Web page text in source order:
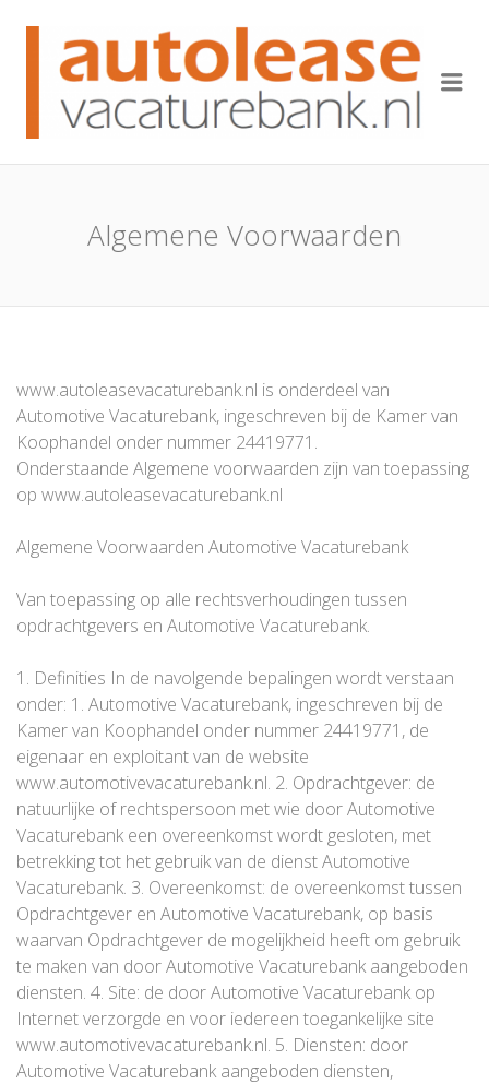
Algemene Voorwaarden
www.autoleasevacaturebank.nl is onderdeel van
Automotive Vacaturebank, ingeschreven bij de Kamer van
Koophandel onder nummer 24419771.
Onderstaande Algemene voorwaarden zijn van toepassing
op www.autoleasevacaturebank.nl
Algemene Voorwaarden Automotive Vacaturebank
Van toepassing op alle rechtsverhoudingen tussen
opdrachtgevers en Automotive Vacaturebank.
1. Definities In de navolgende bepalingen wordt verstaan
onder: 1. Automotive Vacaturebank, ingeschreven bij de
Kamer van Koophandel onder nummer 24419771, de
eigenaar en exploitant van de website
www.automotivevacaturebank.nl. 2. Opdrachtgever: de
natuurlijke of rechtspersoon met wie door Automotive
Vacaturebank een overeenkomst wordt gesloten, met
betrekking tot het gebruik van de dienst Automotive
Vacaturebank. 3. Overeenkomst: de overeenkomst tussen
Opdrachtgever en Automotive Vacaturebank, op basis
waarvan Opdrachtgever de mogelijkheid heeft om gebruik
te maken van door Automotive Vacaturebank aangeboden
diensten. 4. Site: de door Automotive Vacaturebank op
Internet verzorgde en voor iedereen toegankelijke site
www.automotivevacaturebank.nl. 5. Diensten: door
Automotive Vacaturebank aangeboden diensten,